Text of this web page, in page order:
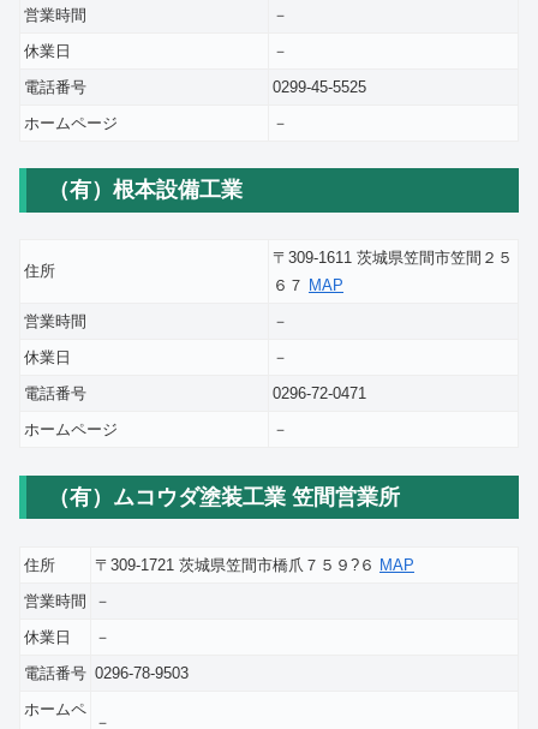
営業時間
－
休業日
－
電話番号
0299-45-5525
ホームページ
－
（有）根本設備工業
住所
〒309-1611 茨城県笠間市笠間２５
６７ MAP
営業時間
－
休業日
－
電話番号
0296-72-0471
ホームページ
－
（有）ムコウダ塗装工業 笠間営業所
住所 〒309-1721 茨城県笠間市橋爪７５９?６ MAP
営業時間
－
休業日
－
電話番号 0296-78-9503
ホームペ
－